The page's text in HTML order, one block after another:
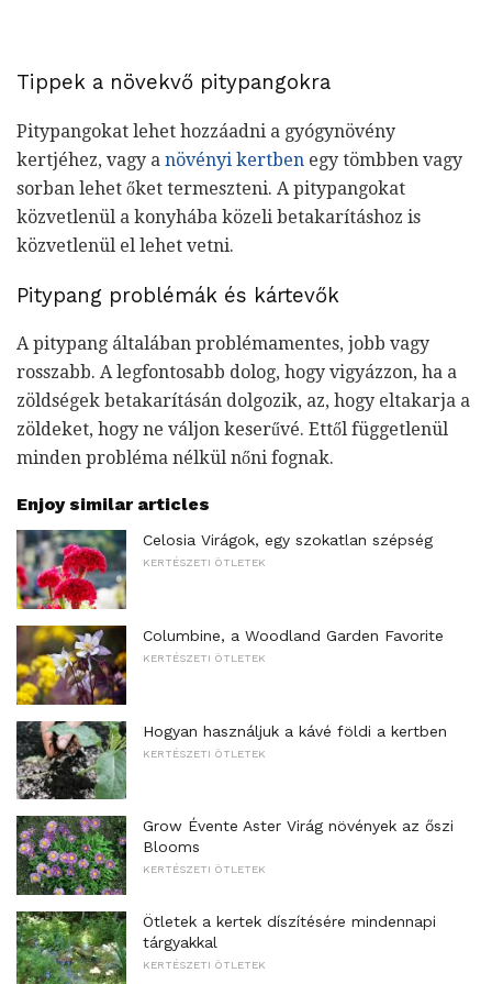
Tippek a növekvő pitypangokra
Pitypangokat lehet hozzáadni a gyógynövény
kertjéhez, vagy a növényi kertben egy tömbben vagy
sorban lehet őket termeszteni. A pitypangokat
közvetlenül a konyhába közeli betakarításhoz is
közvetlenül el lehet vetni.
Pitypang problémák és kártevők
A pitypang általában problémamentes, jobb vagy
rosszabb. A legfontosabb dolog, hogy vigyázzon, ha a
zöldségek betakarításán dolgozik, az, hogy eltakarja a
zöldeket, hogy ne váljon keserűvé. Ettől függetlenül
minden probléma nélkül nőni fognak.
Enjoy similar articles
Celosia Virágok, egy szokatlan szépség
KERTÉSZETI ÖTLETEK
Columbine, a Woodland Garden Favorite
KERTÉSZETI ÖTLETEK
Hogyan használjuk a kávé földi a kertben
KERTÉSZETI ÖTLETEK
Grow Évente Aster Virág növények az őszi
Blooms
KERTÉSZETI ÖTLETEK
Ötletek a kertek díszítésére mindennapi
tárgyakkal
KERTÉSZETI ÖTLETEK